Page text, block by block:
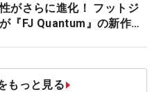
がさらに進化！ フットジ
『FJ Quantum』の新作を
もっと見る